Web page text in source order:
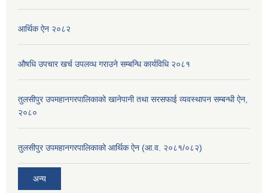
आर्थिक ऐन २०८२
औषधि उपचार खर्च उपलव्ध गराउने सम्बन्धि कार्यविधि २०८१
तुलसीपुर उपमहानगरपालिकाको खानेपानी तथा सरसफाई व्यवस्थापन सम्बन्धी ऐन,
२०८०
तुलसीपुर उपमहानगरपालिकाको आर्थिक ऐन (आ.व. २०८१/०८२)
अन्य